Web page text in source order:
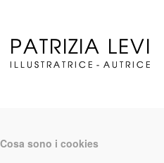
Cosa sono i cookies